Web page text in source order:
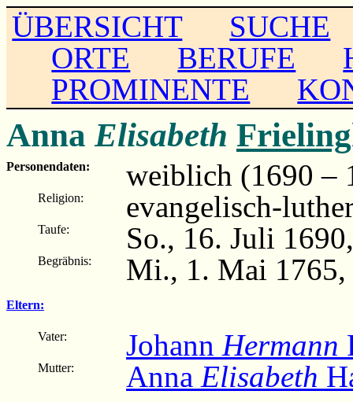
ÜBERSICHT
SUCHE
ORTE
BERUFE
PROMINENTE
Anna Elisabeth
Personendaten: weiblich (1690 –
Religion: evangelisch-
Taufe: So., 16. Juli
Begräbnis: Mi., 1. Mai 1765,
Eltern:
Vater: Johann Hermann
Mutter: Anna Elisabeth